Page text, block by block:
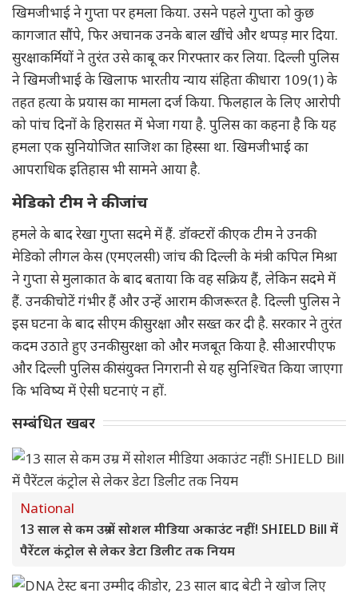
खिमजीभाई ने गुप्ता पर हमला किया. उसने पहले गुप्ता को कुछ
कागजात सौंपे, फिर अचानक उनके बाल खींचे और थप्पड़ मार दिया.
सुरक्षाकर्मियों ने तुरंत उसे काबू कर गिरफ्तार कर लिया. दिल्ली पुलिस
ने खिमजीभाई के खिलाफ भारतीय न्याय संहिता की धारा 109(1) के
तहत हत्या के प्रयास का मामला दर्ज किया. फिलहाल के लिए आरोपी
को पांच दिनों के हिरासत में भेजा गया है. पुलिस का कहना है कि यह
हमला एक सुनियोजित साजिश का हिस्सा था. खिमजीभाई का
आपराधिक इतिहास भी सामने आया है.
मेडिको टीम ने की जांच
हमले के बाद रेखा गुप्ता सदमे में हैं. डॉक्टरों की एक टीम ने उनकी
मेडिको लीगल केस (एमएलसी) जांच की. दिल्ली के मंत्री कपिल मिश्रा
ने गुप्ता से मुलाकात के बाद बताया कि वह सक्रिय हैं, लेकिन सदमे में
हैं. उनकी चोटें गंभीर हैं और उन्हें आराम की जरूरत है. दिल्ली पुलिस ने
इस घटना के बाद सीएम की सुरक्षा और सख्त कर दी है. सरकार ने तुरंत
कदम उठाते हुए उनकी सुरक्षा को और मजबूत किया है. सीआरपीएफ
और दिल्ली पुलिस की संयुक्त निगरानी से यह सुनिश्चित किया जाएगा
कि भविष्य में ऐसी घटनाएं न हों.
सम्बंधित खबर
National
13 साल से कम उम्र में सोशल मीडिया अकाउंट नहीं! SHIELD Bill में
पैरेंटल कंट्रोल से लेकर डेटा डिलीट तक नियम